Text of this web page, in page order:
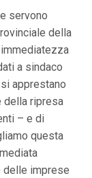
servono
della
a sindaco
apprestano
della ripresa
– e di
questa
delle imprese